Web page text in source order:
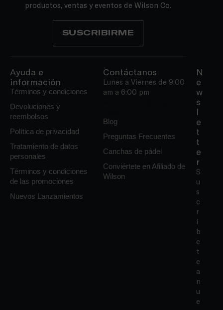
productos, ventas y eventos de Wilson Co.
SUSCRIBIRME
Ayuda e
información
Términos y condiciones
Devoluciones y
reembolsos
Política de privacidad
Tratamiento de datos
personales
Términos y condiciones
de las promociones
Nuevos Lanzamientos
Contáctanos
Lunes a Viernes de 9:00
am a 6:00 pm
Blog
Preguntas Frecuentes
Canchas de pádel
Conviértete en Afiliado de
Wilson
N
e
w
s
l
e
t
t
e
r
S
u
s
c
r
í
b
e
t
e
a
n
u
e